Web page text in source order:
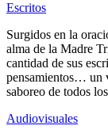
Escritos
Surgidos en la
alma de la Madre
cantidad de sus
pensamientos… un
saboreo de todos
Audiovisuales